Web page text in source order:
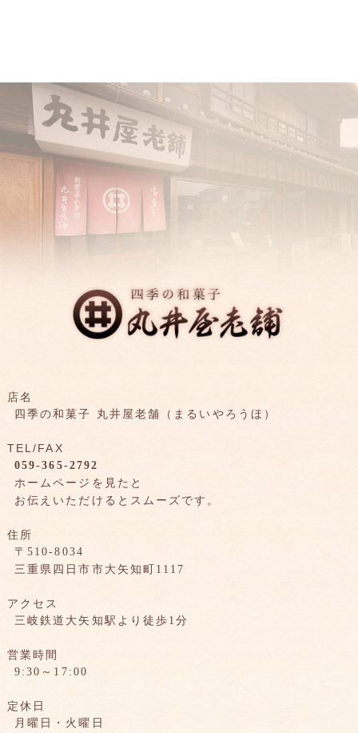
店名
四季の和菓子 丸井屋老舗（まるいやろうほ）
TEL/FAX
059-365-2792
ホームページを見たと
お伝えいただけるとスムーズです。
住所
〒510-8034
三重県四日市市大矢知町1117
アクセス
三岐鉄道大矢知駅より徒歩1分
営業時間
9:30～17:00
定休日
月曜日・火曜日